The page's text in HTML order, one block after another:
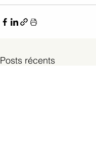
Posts récents